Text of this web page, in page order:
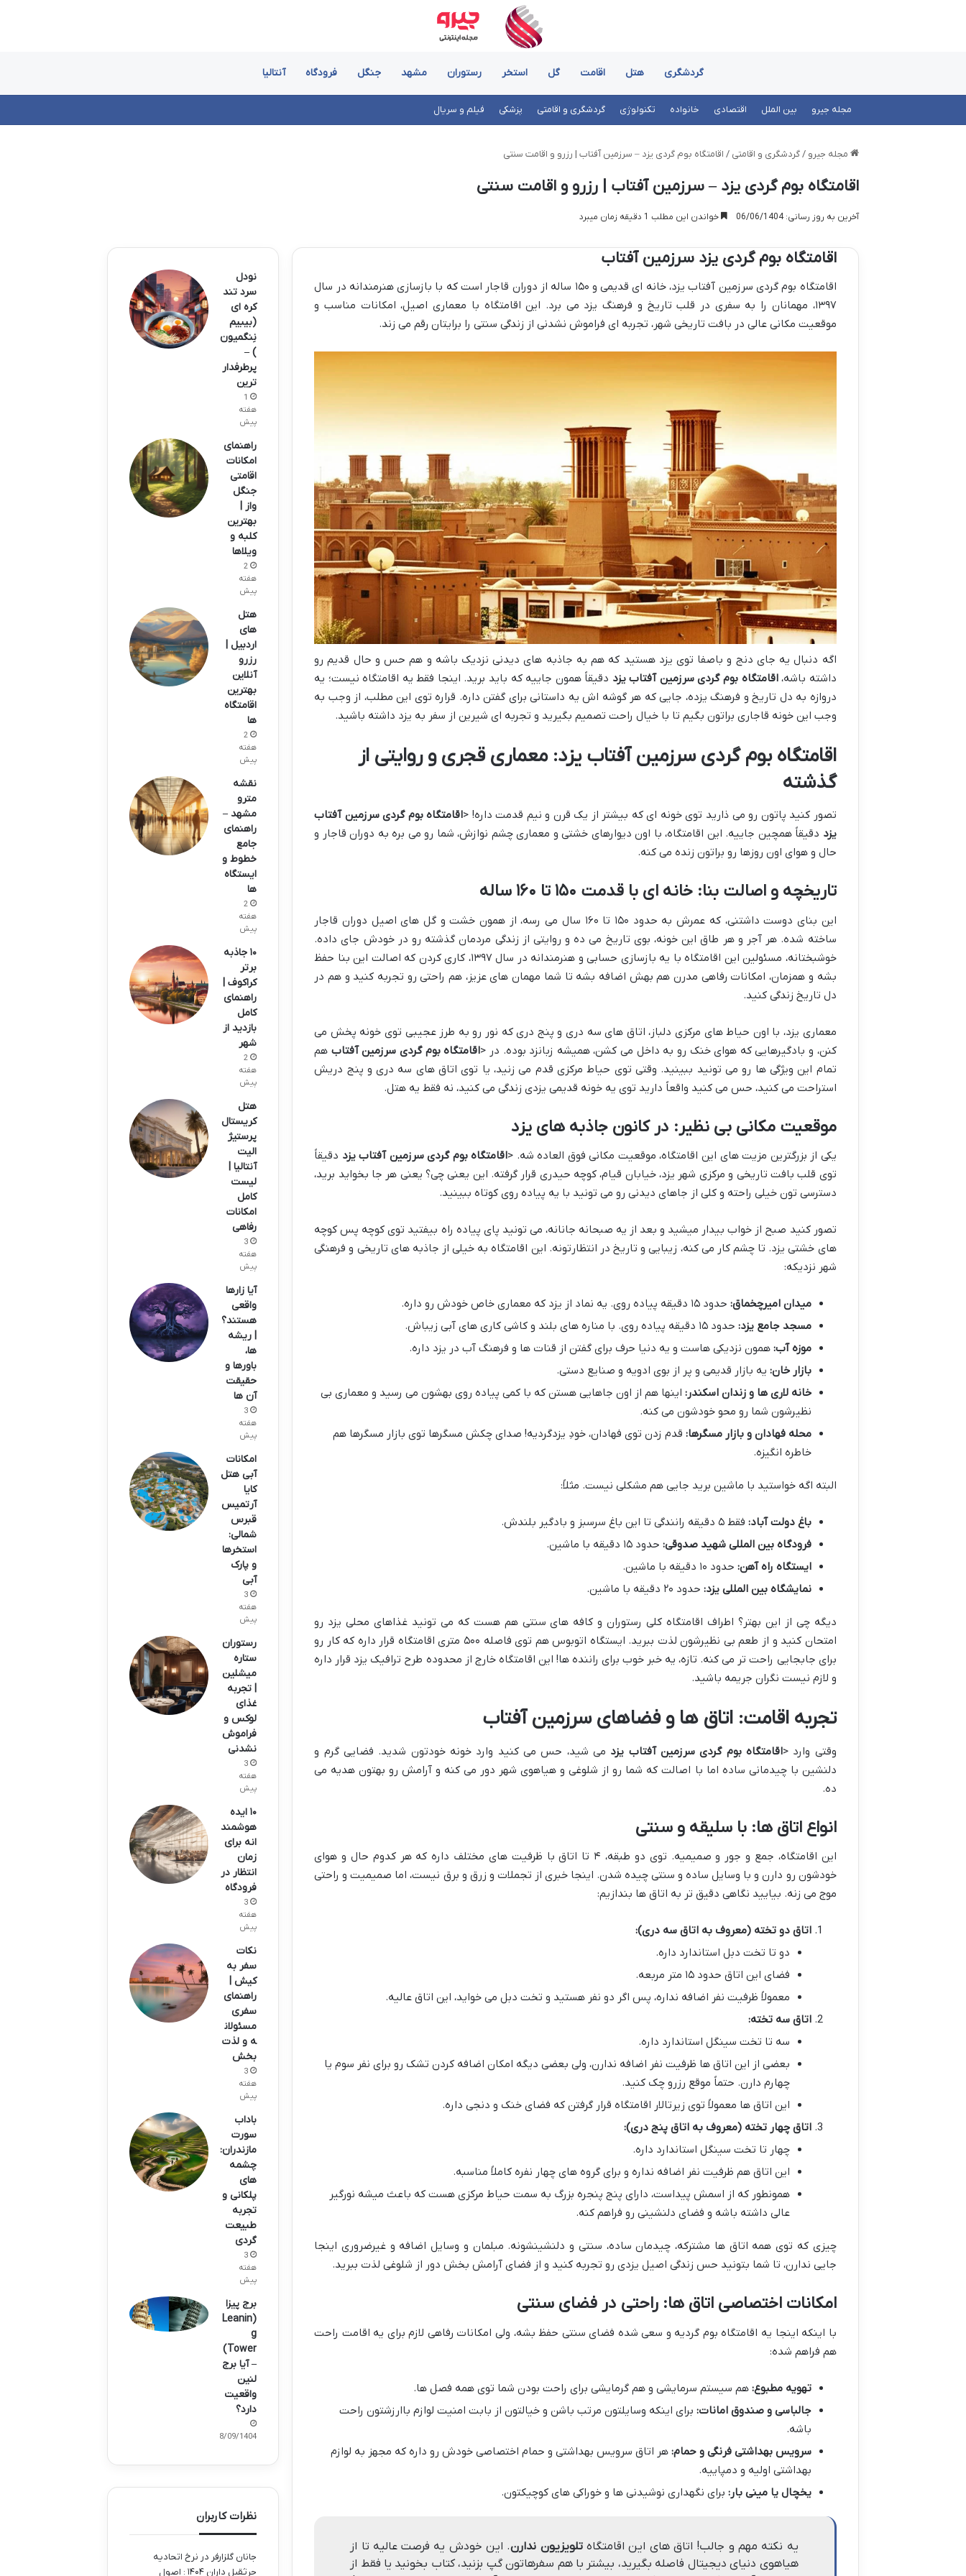
گردشگری هتل اقامت گل استخر رستوران مشهد جنگل فرودگاه آنتالیا
مجله جیرو بین الملل اقتصادی خانواده تکنولوژی گردشگری و اقامتی پزشکی فیلم و سریال
مجله جیرو / گردشگری و اقامتی / اقامتگاه بوم گردی یزد – سرزمین آفتاب | رزرو و اقامت سنتی
اقامتگاه بوم گردی یزد – سرزمین آفتاب | رزرو و اقامت سنتی
آخرین به روز رسانی: 06/06/1404 خواندن این مطلب 1 دقیقه زمان میبرد
اقامتگاه بوم گردی یزد سرزمین آفتاب
اقامتگاه بوم گردی سرزمین آفتاب یزد، خانه ای قدیمی و ۱۵۰ ساله از دوران قاجار است که با بازسازی هنرمندانه در سال
۱۳۹۷، مهمانان را به سفری در قلب تاریخ و فرهنگ یزد می برد. این اقامتگاه با معماری اصیل، امکانات مناسب و
موقعیت مکانی عالی در بافت تاریخی شهر، تجربه ای فراموش نشدنی از زندگی سنتی را برایتان رقم می زند.
اگه دنبال یه جای دنج و باصفا توی یزد هستید که هم به جاذبه های دیدنی نزدیک باشه و هم حس و حال قدیم رو
داشته باشه،اقامتگاه بوم گردی سرزمین آفتاب یزد دقیقاً همون جاییه که باید برید. اینجا فقط یه اقامتگاه نیست؛ یه
دروازه به دل تاریخ و فرهنگ یزده، جایی که هر گوشه اش یه داستانی برای گفتن داره. قراره توی این مطلب، از وجب به
وجب این خونه قاجاری براتون بگیم تا با خیال راحت تصمیم بگیرید و تجربه ای شیرین از سفر به یزد داشته باشید.
اقامتگاه بوم گردی سرزمین آفتاب یزد: معماری قجری و روایتی از
گذشته
تصور کنید پاتون رو می ذارید توی خونه ای که بیشتر از یک قرن و نیم قدمت داره! <اقامتگاه بوم گردی سرزمین آفتاب
یزد دقیقاً همچین جاییه. این اقامتگاه، با اون دیوارهای خشتی و معماری چشم نوازش، شما رو می بره به دوران قاجار و
حال و هوای اون روزها رو براتون زنده می کنه.
تاریخچه و اصالت بنا: خانه ای با قدمت ۱۵۰ تا ۱۶۰ ساله
این بنای دوست داشتنی، که عمرش به حدود ۱۵۰ تا ۱۶۰ سال می رسه، از همون خشت و گل های اصیل دوران قاجار
ساخته شده. هر آجر و هر طاق این خونه، بوی تاریخ می ده و روایتی از زندگی مردمان گذشته رو در خودش جای داده.
خوشبختانه، مسئولین این اقامتگاه با یه بازسازی حسابی و هنرمندانه در سال ۱۳۹۷، کاری کردن که اصالت این بنا حفظ
بشه و همزمان، امکانات رفاهی مدرن هم بهش اضافه بشه تا شما مهمان های عزیز، هم راحتی رو تجربه کنید و هم در
دل تاریخ زندگی کنید.
معماری یزد، با اون حیاط های مرکزی دلباز، اتاق های سه دری و پنج دری که نور رو به طرز عجیبی توی خونه پخش می
کنن، و بادگیرهایی که هوای خنک رو به داخل می کشن، همیشه زبانزد بوده. در <اقامتگاه بوم گردی سرزمین آفتاب هم
تمام این ویژگی ها رو می تونید ببینید. وقتی توی حیاط مرکزی قدم می زنید، یا توی اتاق های سه دری و پنج دریش
استراحت می کنید، حس می کنید واقعاً دارید توی یه خونه قدیمی یزدی زندگی می کنید، نه فقط یه هتل.
موقعیت مکانی بی نظیر: در کانون جاذبه های یزد
یکی از بزرگترین مزیت های این اقامتگاه، موقعیت مکانی فوق العاده شه. <اقامتگاه بوم گردی سرزمین آفتاب یزد دقیقاً
توی قلب بافت تاریخی و مرکزی شهر یزد، خیابان قیام، کوچه حیدری قرار گرفته. این یعنی چی؟ یعنی هر جا بخواید برید،
دسترسی تون خیلی راحته و کلی از جاهای دیدنی رو می تونید با یه پیاده روی کوتاه ببینید.
تصور کنید صبح از خواب بیدار میشید و بعد از یه صبحانه جانانه، می تونید پای پیاده راه بیفتید توی کوچه پس کوچه
های خشتی یزد. تا چشم کار می کنه، زیبایی و تاریخ در انتظارتونه. این اقامتگاه به خیلی از جاذبه های تاریخی و فرهنگی
شهر نزدیکه:
میدان امیرچخماق: حدود ۱۵ دقیقه پیاده روی. یه نماد از یزد که معماری خاص خودش رو داره.
مسجد جامع یزد: حدود ۱۵ دقیقه پیاده روی. با مناره های بلند و کاشی کاری های آبی زیباش.
موزه آب: همون نزدیکی هاست و یه دنیا حرف برای گفتن از قنات ها و فرهنگ آب در یزد داره.
بازار خان: یه بازار قدیمی و پر از بوی ادویه و صنایع دستی.
خانه لاری ها و زندان اسکندر: اینها هم از اون جاهایی هستن که با کمی پیاده روی بهشون می رسید و معماری بی
نظیرشون شما رو محو خودشون می کنه.
محله فهادان و بازار مسگرها: قدم زدن توی فهادان، خودِ یزدگردیه! صدای چکش مسگرها توی بازار مسگرها هم
خاطره انگیزه.
البته اگه خواستید با ماشین برید جایی هم مشکلی نیست. مثلاً:
باغ دولت آباد: فقط ۵ دقیقه رانندگی تا این باغ سرسبز و بادگیر بلندش.
فرودگاه بین المللی شهید صدوقی: حدود ۱۵ دقیقه با ماشین.
ایستگاه راه آهن: حدود ۱۰ دقیقه با ماشین.
نمایشگاه بین المللی یزد: حدود ۲۰ دقیقه با ماشین.
دیگه چی از این بهتر؟ اطراف اقامتگاه کلی رستوران و کافه های سنتی هم هست که می تونید غذاهای محلی یزد رو
امتحان کنید و از طعم بی نظیرشون لذت ببرید. ایستگاه اتوبوس هم توی فاصله ۵۰۰ متری اقامتگاه قرار داره که کار رو
برای جابجایی راحت تر می کنه. تازه، یه خبر خوب برای راننده ها! این اقامتگاه خارج از محدوده طرح ترافیک یزد قرار داره
و لازم نیست نگران جریمه باشید.
تجربه اقامت: اتاق ها و فضاهای سرزمین آفتاب
وقتی وارد <اقامتگاه بوم گردی سرزمین آفتاب یزد می شید، حس می کنید وارد خونه خودتون شدید. فضایی گرم و
دلنشین با چیدمانی ساده اما با اصالت که شما رو از شلوغی و هیاهوی شهر دور می کنه و آرامش رو بهتون هدیه می
ده.
انواع اتاق ها: با سلیقه و سنتی
این اقامتگاه، جمع و جور و صمیمیه. توی دو طبقه، ۴ تا اتاق با ظرفیت های مختلف داره که هر کدوم حال و هوای
خودشون رو دارن و با وسایل ساده و سنتی چیده شدن. اینجا خبری از تجملات و زرق و برق نیست، اما صمیمیت و راحتی
موج می زنه. بیایید نگاهی دقیق تر به اتاق ها بندازیم:
اتاق دو تخته (معروف به اتاق سه دری):
دو تا تخت دبل استاندارد داره.
فضای این اتاق حدود ۱۵ متر مربعه.
معمولاً ظرفیت نفر اضافه نداره، پس اگر دو نفر هستید و تخت دبل می خواید، این اتاق عالیه.
اتاق سه تخته:
سه تا تخت سینگل استاندارد داره.
بعضی از این اتاق ها ظرفیت نفر اضافه ندارن، ولی بعضی دیگه امکان اضافه کردن تشک رو برای نفر سوم یا
چهارم دارن. حتماً موقع رزرو چک کنید.
این اتاق ها معمولاً توی زیرتالار اقامتگاه قرار گرفتن که فضای خنک و دنجی داره.
اتاق چهار تخته (معروف به اتاق پنج دری):
چهار تا تخت سینگل استاندارد داره.
این اتاق هم ظرفیت نفر اضافه نداره و برای گروه های چهار نفره کاملاً مناسبه.
همونطور که از اسمش پیداست، دارای پنج پنجره بزرگ به سمت حیاط مرکزی هست که باعث میشه نورگیر
عالی داشته باشه و فضای دلنشینی رو فراهم کنه.
چیزی که توی همه اتاق ها مشترکه، چیدمان ساده، سنتی و دلنشینشونه. مبلمان و وسایل اضافه و غیرضروری اینجا
جایی ندارن، تا شما بتونید حس زندگی اصیل یزدی رو تجربه کنید و از فضای آرامش بخش دور از شلوغی لذت ببرید.
امکانات اختصاصی اتاق ها: راحتی در فضای سنتی
با اینکه اینجا یه اقامتگاه بوم گردیه و سعی شده فضای سنتی حفظ بشه، ولی امکانات رفاهی لازم برای یه اقامت راحت
هم فراهم شده:
تهویه مطبوع: هم سیستم سرمایشی و هم گرمایشی برای راحت بودن شما توی همه فصل ها.
جالباسی و صندوق امانات: برای اینکه وسایلتون مرتب باشن و خیالتون از بابت امنیت لوازم باارزشتون راحت
باشه.
سرویس بهداشتی فرنگی و حمام: هر اتاق سرویس بهداشتی و حمام اختصاصی خودش رو داره که مجهز به لوازم
بهداشتی اولیه و دمپاییه.
یخچال یا مینی بار: برای نگهداری نوشیدنی ها و خوراکی های کوچیکتون.
یه نکته مهم و جالب! اتاق های این اقامتگاهتلویزیون ندارن. این خودش یه فرصت عالیه تا از
هیاهوی دنیای دیجیتال فاصله بگیرید، بیشتر با هم سفرهاتون گپ بزنید، کتاب بخونید یا فقط از
نودل
سرد تند
کره ای
(بیبیم
نِنگمیون
) –
پرطرفدار
ترین
1
هفته
پیش
راهنمای
امکانات
اقامتی
جنگل
واز |
بهترین
کلبه و
ویلاها
2
هفته
پیش
هتل
های
اردبیل |
رزرو
آنلاین
بهترین
اقامتگاه
ها
2
هفته
پیش
نقشه
مترو
مشهد –
راهنمای
جامع
خطوط و
ایستگاه
ها
2
هفته
پیش
۱۰ جاذبه
برتر
کراکوف |
راهنمای
کامل
بازدید از
شهر
2
هفته
پیش
هتل
کریستال
پرستیژ
الیت
آنتالیا |
لیست
کامل
امکانات
رفاهی
3
هفته
پیش
آیا زارها
واقعی
هستند؟
| ریشه
ها،
باورها و
حقیقت
آن ها
3
هفته
پیش
امکانات
آبی هتل
کایا
آرتمیس
قبرس
شمالی:
استخرها
و پارک
آبی
3
هفته
پیش
رستوران
ستاره
میشلین
| تجربه
غذای
لوکس و
فراموش
نشدنی
3
هفته
پیش
۱۰ ایده
هوشمند
انه برای
زمان
انتظار در
فرودگاه
3
هفته
پیش
نکات
سفر به
کیش |
راهنمای
سفری
مسئولان
ه و لذت
بخش
3
هفته
پیش
باداب
سورت
مازندران:
چشمه
های
پلکانی و
تجربه
طبیعت
گردی
3
هفته
پیش
برج پیزا
(Leanin
g
Tower)
– آیا برج
لنین
واقعیت
دارد؟
28/09/1404
نظرات کاربران
جانان گلزارفر در نرخ اتحادیه
جرثقیل داران ۱۴۰۴ : اصول